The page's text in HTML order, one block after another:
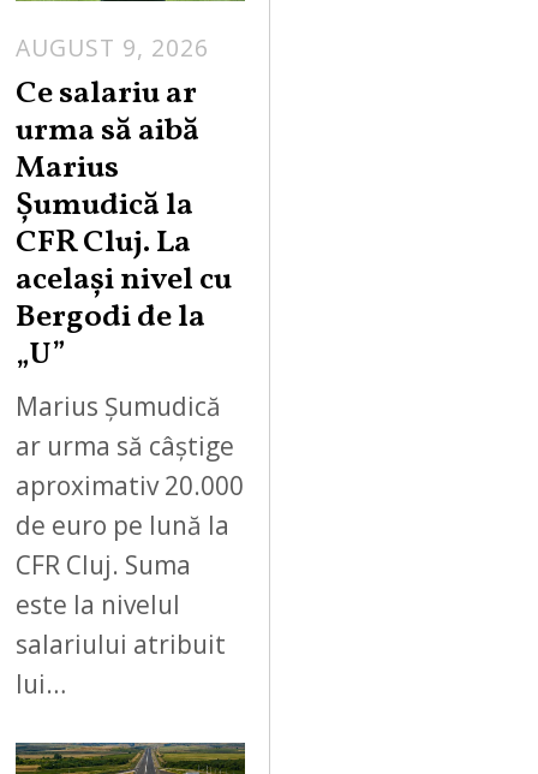
AUGUST 9, 2026
Ce salariu ar
urma să aibă
Marius
Șumudică la
CFR Cluj. La
același nivel cu
Bergodi de la
„U”
Marius Șumudică
ar urma să câștige
aproximativ 20.000
de euro pe lună la
CFR Cluj. Suma
este la nivelul
salariului atribuit
lui…